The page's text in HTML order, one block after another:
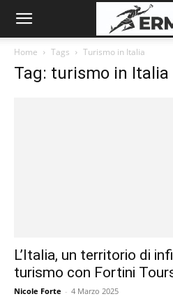
Home Tags Turismo in Italia
Tag: turismo in Italia
L’Italia, un territorio di
turismo con Fortini
Nicole Forte - 4 Marzo 2025